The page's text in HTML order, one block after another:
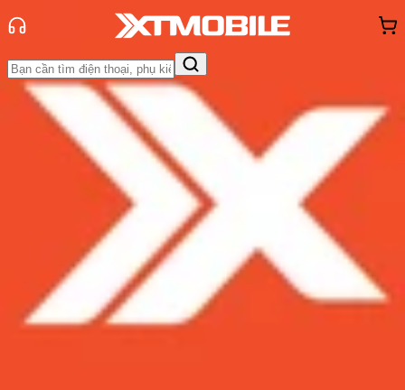
Trang chủ
Tin tức
App - Game
Đánh Giá - Trên TaySo Sánh Tư vấnKhuyến
Hỏi đáp App - Game Thông báo
hàng - Sự kiện
Cách lấy lại dữ liệu trò chơi Tiệm
Lẩu Đường Hạnh Phúc dành riêng
cho game thủ